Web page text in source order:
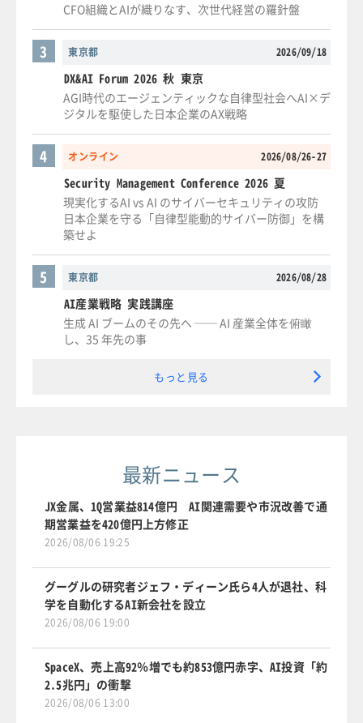
CFO組織とAIが織りなす、次世代経営の羅針盤
東京都 2026/09/18
3
DX&AI Forum 2026 秋 東京
AGI時代のエージェンティックな自律型社会へAI×デ
ジタルを駆使した日本企業のAX戦略
オンライン 2026/08/26-27
4
Security Management Conference 2026 夏
現実化するAI vs AI のサイバーセキュリティの攻防
日本企業を守る「自律型能動的サイバー防御」を構
築せよ
東京都 2026/08/28
5
AI産業戦略 実践講座
生成 AI ブームのその先へ ── AI 産業全体を俯瞰
し、35 年先の事
もっと見る
最新ニュース
JX金属、1Q営業益814億円 AI関連需要や市況改善で通
期営業益を420億円上方修正
2026/08/06 19:25
グーグルの研究者ジェフ・ディーン氏ら4人が退社、科
学を自動化するAI新会社を設立
2026/08/06 19:00
SpaceX、売上高92％増でも約853億円赤字、AI投資「約
2.5兆円」の衝撃
2026/08/06 13:00